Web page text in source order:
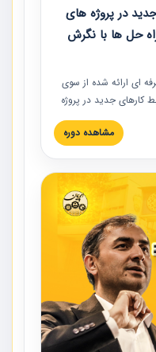
در پروژه های
حل ها با نگرش
ای ارائه شده از سوی
کارهای جدید در پروژه
ها با نگرش قراردادی
کشور ارائه شد.
شده است.
مشاهده دوره